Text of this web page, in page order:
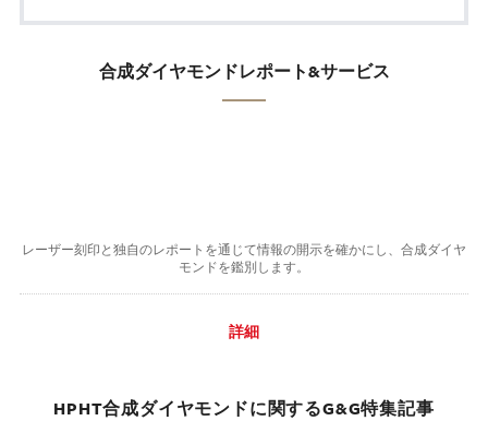
合成ダイヤモンドレポート&サービス
レーザー刻印と独自のレポートを通じて情報の開示を確かにし、合成ダイヤ
モンドを鑑別します。
詳細
HPHT合成ダイヤモンドに関するG&G特集記事